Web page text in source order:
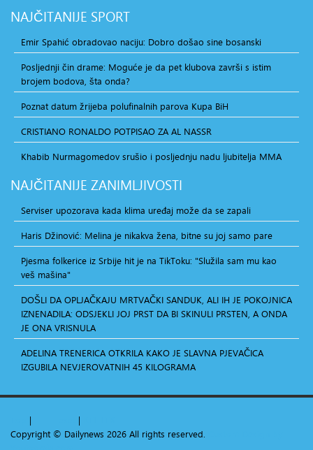
NAJČITANIJE SPORT
Emir Spahić obradovao naciju: Dobro došao sine bosanski
Posljednji čin drame: Moguće je da pet klubova završi s istim
brojem bodova, šta onda?
Poznat datum žrijeba polufinalnih parova Kupa BiH
CRISTIANO RONALDO POTPISAO ZA AL NASSR
Khabib Nurmagomedov srušio i posljednju nadu ljubitelja MMA
NAJČITANIJE ZANIMLJIVOSTI
Serviser upozorava kada klima uređaj može da se zapali
Haris Džinović: Melina je nikakva žena, bitne su joj samo pare
Pjesma folkerice iz Srbije hit je na TikToku: "Služila sam mu kao
veš mašina"
DOŠLI DA OPLJAČKAJU MRTVAČKI SANDUK, ALI IH JE POKOJNICA
IZNENADILA: ODSJEKLI JOJ PRST DA BI SKINULI PRSTEN, A ONDA
JE ONA VRISNULA
ADELINA TRENERICA OTKRILA KAKO JE SLAVNA PJEVAČICA
IZGUBILA NEVJEROVATNIH 45 KILOGRAMA
| |
Copyright © Dailynews 2026 All rights reserved.